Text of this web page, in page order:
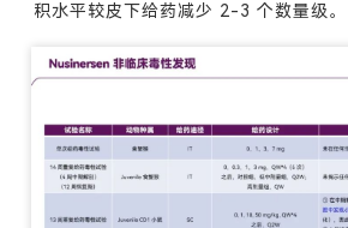
积水平较皮下给药减少 2-3 个数量级。